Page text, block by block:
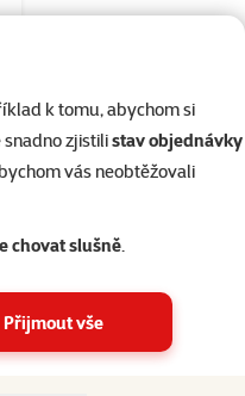
k tomu, abychom si
snadno zjistilistav objednávky
vás neobtěžovali
chovat slušně.
Přijmout vše